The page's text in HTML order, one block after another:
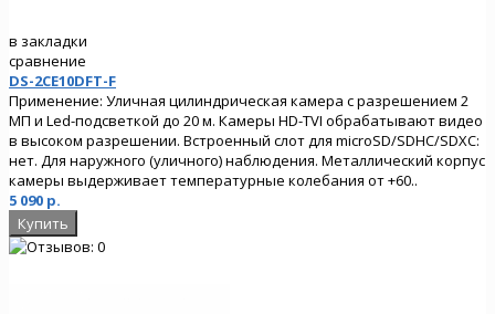
в закладки
сравнение
DS-2CE10DFT-F
Применение: Уличная цилиндрическая камера с разрешением 2
МП и Led-подсветкой до 20 м. Камеры HD-TVI обрабатывают видео
в высоком разрешении. Встроенный слот для microSD/SDHC/SDXC:
нет. Для наружного (уличного) наблюдения. Металлический корпус
камеры выдерживает температурные колебания от +60..
5 090 р.